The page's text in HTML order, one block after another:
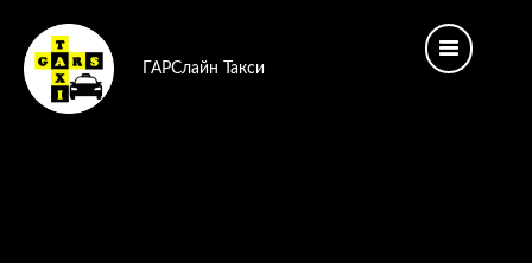
ГАРСлайн Такси